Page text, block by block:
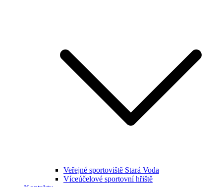
Veřejné sportoviště Stará Voda
Víceúčelové sportovní hřiště